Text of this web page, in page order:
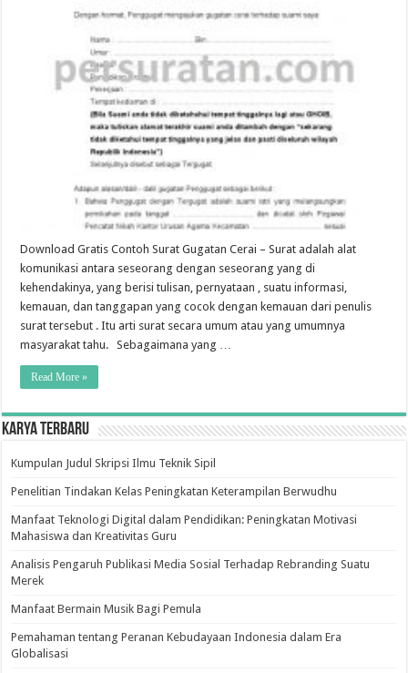
Download Gratis Contoh Surat Gugatan Cerai – Surat adalah alat
komunikasi antara seseorang dengan seseorang yang di
kehendakinya, yang berisi tulisan, pernyataan , suatu informasi,
kemauan, dan tanggapan yang cocok dengan kemauan dari penulis
surat tersebut . Itu arti surat secara umum atau yang umumnya
masyarakat tahu. Sebagaimana yang …
Read More »
Karya Terbaru
Kumpulan Judul Skripsi Ilmu Teknik Sipil
Penelitian Tindakan Kelas Peningkatan Keterampilan Berwudhu
Manfaat Teknologi Digital dalam Pendidikan: Peningkatan Motivasi
Mahasiswa dan Kreativitas Guru
Analisis Pengaruh Publikasi Media Sosial Terhadap Rebranding Suatu
Merek
Manfaat Bermain Musik Bagi Pemula
Pemahaman tentang Peranan Kebudayaan Indonesia dalam Era
Globalisasi